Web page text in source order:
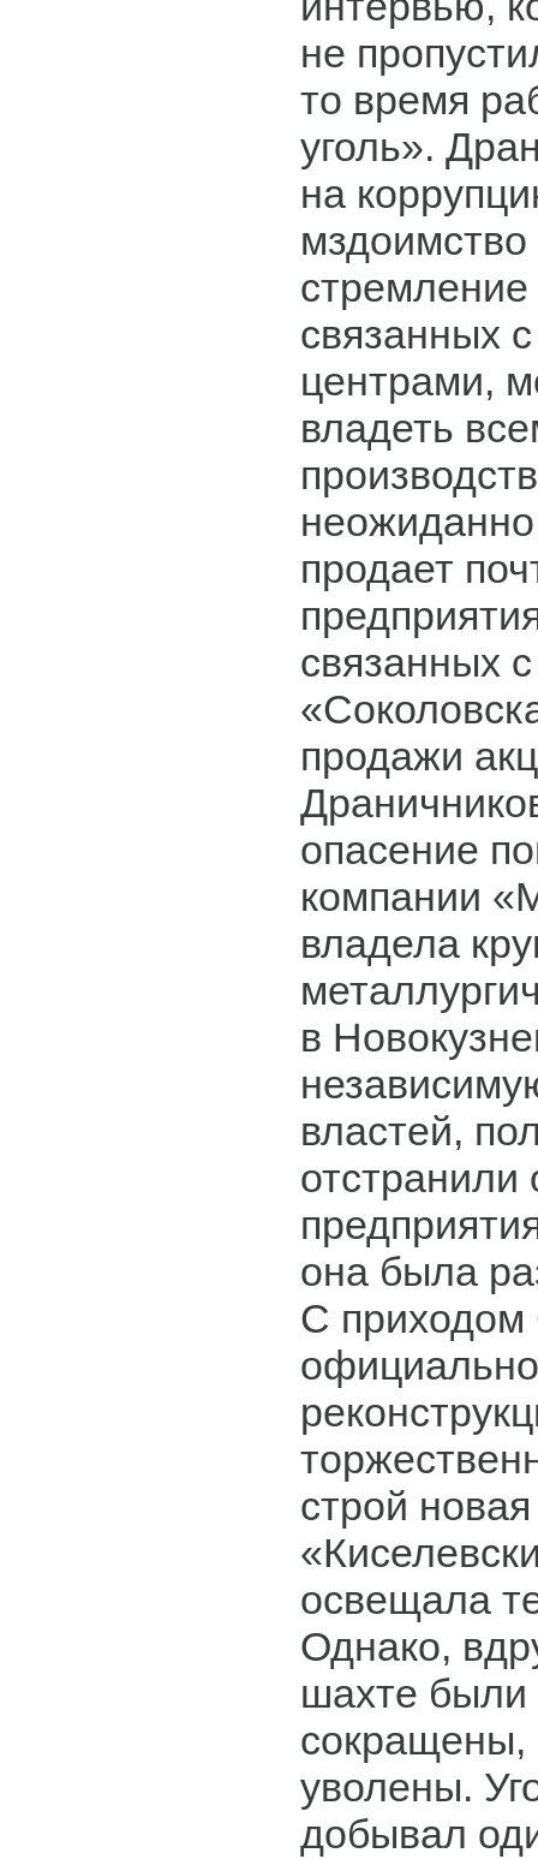
не
то время
уголь».
на
мздоимство
стремление
связанных
центрами,
владеть
продает
связанных
продажи
опасение
компании
владела
в
властей,
отстранили
она была
С приходом
строй
освещала
Однако,
шахте были
сокращены,
уволены.
добывал